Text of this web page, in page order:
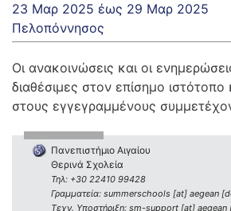
23 Μαρ 2025 έως 29 Μαρ 2025
Πελοπόννησος
Οι ανακοινώσεις και οι
διαθέσιμες στον επίσημο
στους εγγεγραμμένους
Πανεπιστήμιο Αιγαίου
Θερινά Σχολεία
Τηλ: +30 22410 99428
Γραμματεία: summerschools [at] aegean
Τεχν. Υποστήριξη: sm-support [at] aegean